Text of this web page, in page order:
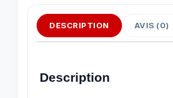
DESCRIPTION AVIS (0)
Description